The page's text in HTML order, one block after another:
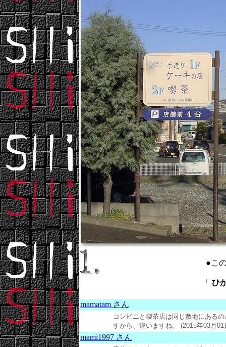
●こ
「 ひ
mamatam さん
コンビニと喫茶店は同じ敷地にある
すから、違いますね。
(2015年03月
mami1997 さん